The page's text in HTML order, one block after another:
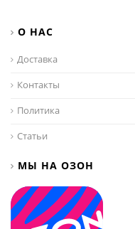
О НАС
Доставка
Контакты
Политика
Статьи
МЫ НА ОЗОН